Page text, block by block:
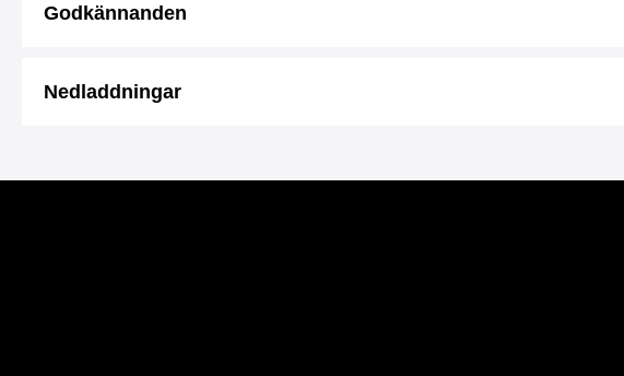
Godkännanden
Nedladdningar